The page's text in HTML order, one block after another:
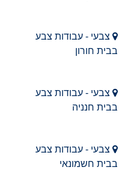
צבעי - עבודות צבע
בבית חורון
צבעי - עבודות צבע
בבית חנניה
צבעי - עבודות צבע
בבית חשמונאי